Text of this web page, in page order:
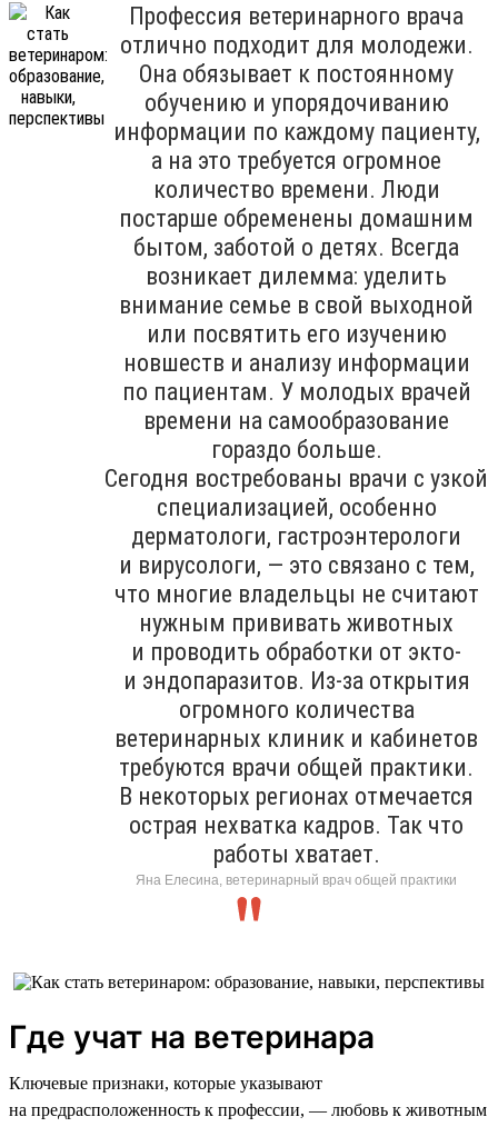
Профессия ветеринарного врача
отлично подходит для молодежи.
Она обязывает к постоянному
обучению и упорядочиванию
информации по каждому пациенту,
а на это требуется огромное
количество времени. Люди
постарше обременены домашним
бытом, заботой о детях. Всегда
возникает дилемма: уделить
внимание семье в свой выходной
или посвятить его изучению
новшеств и анализу информации
по пациентам. У молодых врачей
времени на самообразование
гораздо больше.
Сегодня востребованы врачи с узкой
специализацией, особенно
дерматологи, гастроэнтерологи
и вирусологи, — это связано с тем,
что многие владельцы не считают
нужным прививать животных
и проводить обработки от экто-
и эндопаразитов. Из-за открытия
огромного количества
ветеринарных клиник и кабинетов
требуются врачи общей практики.
В некоторых регионах отмечается
острая нехватка кадров. Так что
работы хватает.
Яна Елесина, ветеринарный врач общей практики
Где учат на ветеринара
Ключевые признаки, которые указывают
на предрасположенность к профессии, — любовь к животным